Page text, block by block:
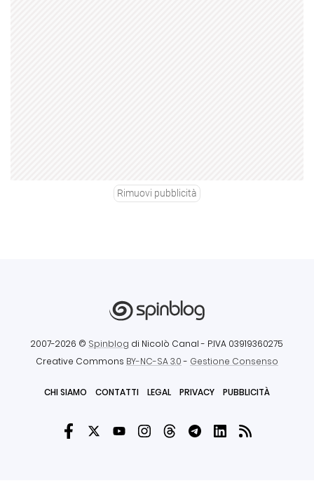
Rimuovi pubblicità
2007-2026 © Spinblog di Nicolò Canal - P.IVA 03919360275
Creative Commons BY-NC-SA 3.0- Gestione Consenso
CHI SIAMO CONTATTI LEGAL PRIVACY PUBBLICITÀ